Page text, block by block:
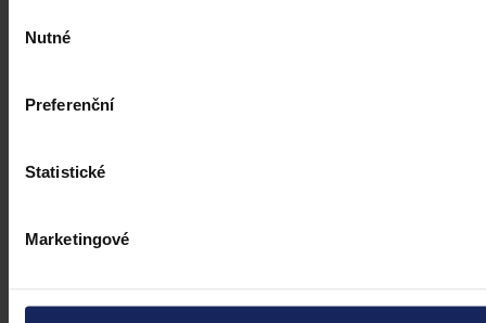
souhlasu
Nutné
Preferenční
Statistické
Marketingové